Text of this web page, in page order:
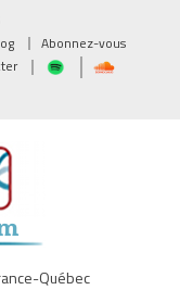
Abonnez-vous
Québec